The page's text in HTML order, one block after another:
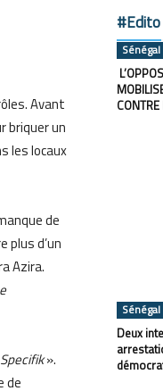
Avant
briquer un
les locaux
de
plus d’un
Azira.
Specifik».
de
#Edito
Sénégal
Sénégal
Deux